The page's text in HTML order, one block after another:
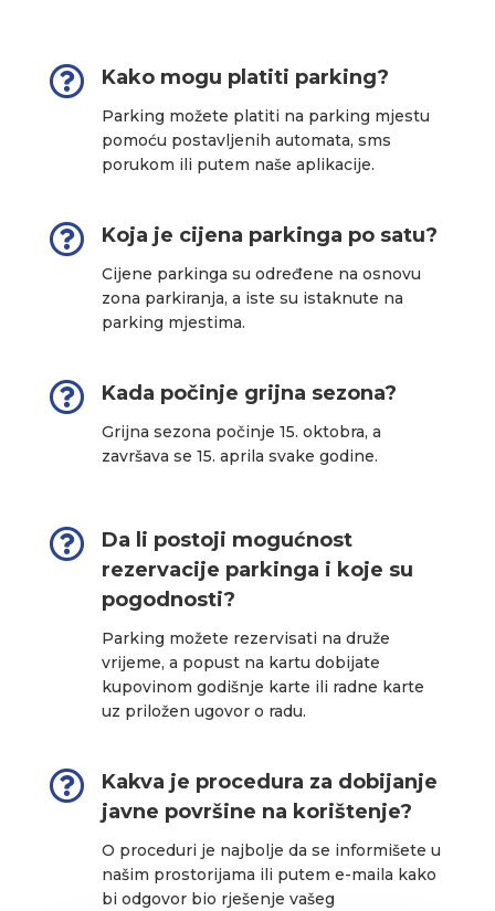
 Kako mogu platiti parking?
Parking možete platiti na parking mjestu
pomoću postavljenih automata, sms
porukom ili putem naše aplikacije.
 Koja je cijena parkinga po satu?
Cijene parkinga su određene na osnovu
zona parkiranja, a iste su istaknute na
parking mjestima.
 Kada počinje grijna sezona?
Grijna sezona počinje 15. oktobra, a
završava se 15. aprila svake godine.

Da li postoji mogućnost
rezervacije parkinga i koje su
pogodnosti?
Parking možete rezervisati na druže
vrijeme, a popust na kartu dobijate
kupovinom godišnje karte ili radne karte
uz priložen ugovor o radu.

Kakva je procedura za dobijanje
javne površine na korištenje?
O proceduri je najbolje da se informišete u
našim prostorijama ili putem e-maila kako
bi odgovor bio rješenje vašeg